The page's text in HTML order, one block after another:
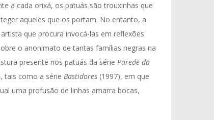
a cada orixá, os patuás são trouxinhas que
aqueles que os portam. No entanto, a
que procura invocá-las em reflexões
o anonimato de tantas famílias negras na
presente nos patuás da série Parede da
tais como a série Bastidores (1997), em que
uma profusão de linhas amarra bocas,